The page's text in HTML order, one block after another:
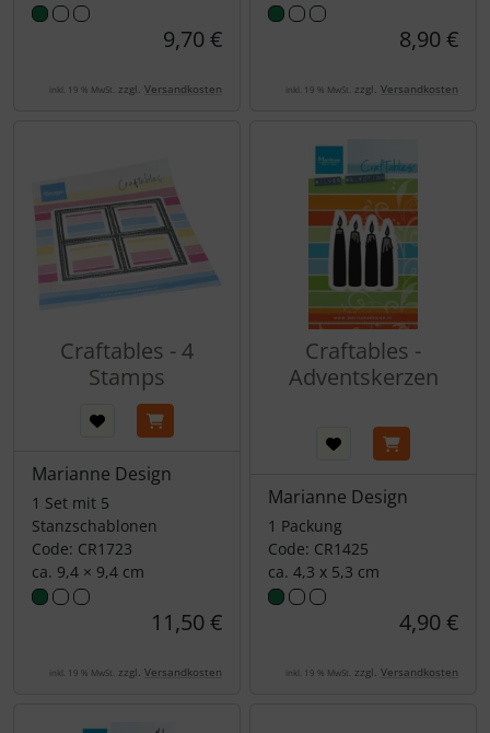
9,70 €
inkl. 19 % MwSt. zzgl. Versandkosten
8,90 €
inkl. 19 % MwSt. zzgl. Versandkosten
Craftables - 4
Stamps
Marianne Design
1 Set mit 5
Stanzschablonen
Code: CR1723
ca. 9,4 × 9,4 cm
11,50 €
inkl. 19 % MwSt. zzgl. Versandkosten
Craftables -
Adventskerzen
Marianne Design
1 Packung
Code: CR1425
ca. 4,3 x 5,3 cm
4,90 €
inkl. 19 % MwSt. zzgl. Versandkosten